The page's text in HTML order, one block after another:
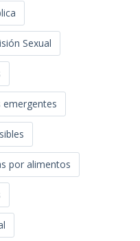
Sexual
emergentes
por alimentos